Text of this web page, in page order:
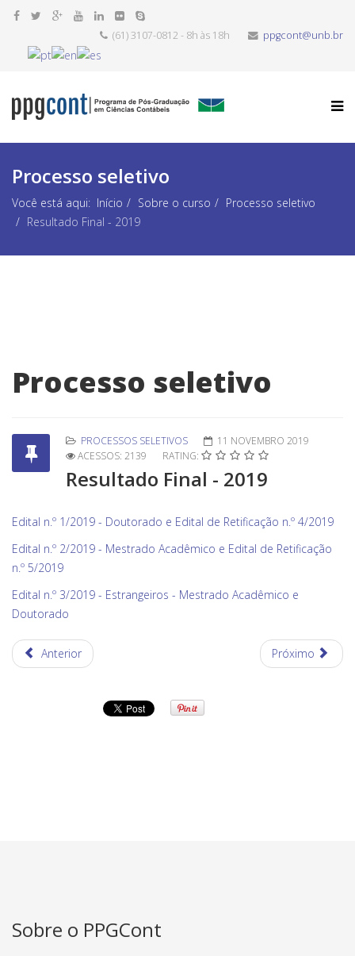
(61) 3107-0812 - 8h às 18h ppgcont@unb.br
Processo seletivo
Você está aqui: Início Sobre o curso
Processo seletivo
Resultado Final - 2019
Processo seletivo
PROCESSOS SELETIVOS
11 NOVEMBRO 2019
ACESSOS: 2139
RATING:
Resultado Final - 2019
Edital n.º 1/2019 - Doutorado e Edital de Retificação n.º 4/2019
Edital n.º 2/2019 - Mestrado Acadêmico e Edital de Retificação
n.º 5/2019
Edital n.º 3/2019 - Estrangeiros - Mestrado Acadêmico e
Doutorado
Anterior Próximo
Sobre o PPGCont